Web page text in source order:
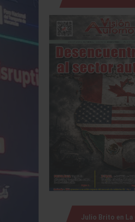
Julio Brito en La